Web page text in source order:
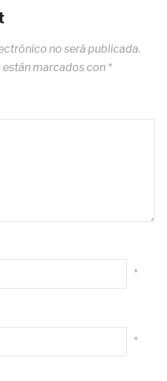
no será publicada.
marcados con *
*
*